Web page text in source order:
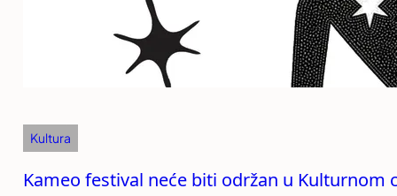
Kultura
Kameo festival neće biti održan u Kulturnom